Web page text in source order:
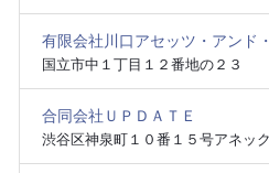
有限会社川口アセッツ・アンド
国立市中１丁目１２番地の２３
合同会社ＵＰＤＡＴＥ
渋谷区神泉町１０番１５号アネッ